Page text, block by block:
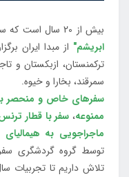
بیش از 20 سال است که سفرهایی با عنوان
ابریشم" از مبدا ایران
ترکمنستان، ازبکستان و
سمرقند، بخارا و خیوه.
سفرهای خاص و منحصر
ممنوعه، سفر با قطار
ماجراجویی به
توسط گروه گردشگری
تلاش داریم تا تجربیات